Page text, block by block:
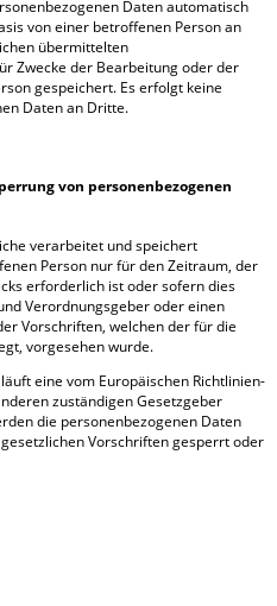
Daten automatisch
von einer betroffenen Person an
übermittelten
Zwecke der Bearbeitung oder der
gespeichert. Es erfolgt keine
Daten an Dritte.
von personenbezogenen
verarbeitet und speichert
Person nur für den Zeitraum, der
erforderlich ist oder sofern dies
Verordnungsgeber oder einen
Vorschriften, welchen der für die
vorgesehen wurde.
eine vom Europäischen Richtlinien-
zuständigen Gesetzgeber
die personenbezogenen Daten
Vorschriften gesperrt oder